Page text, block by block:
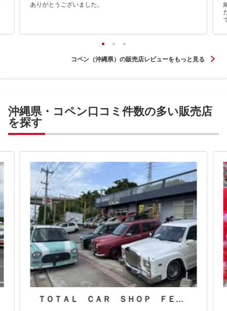
ありがとうございました。
コペン（沖縄県）の販売店レビューをもっと見る
沖縄県・コペン口コミ件数の多い販売店
を探す
ＴＯＴＡＬ ＣＡＲ ＳＨＯＰ ＦＥＥＬ